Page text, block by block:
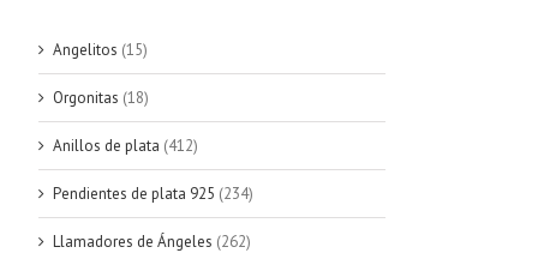
Angelitos (15)
Orgonitas (18)
Anillos de plata (412)
Pendientes de plata 925 (234)
Llamadores de Ángeles (262)